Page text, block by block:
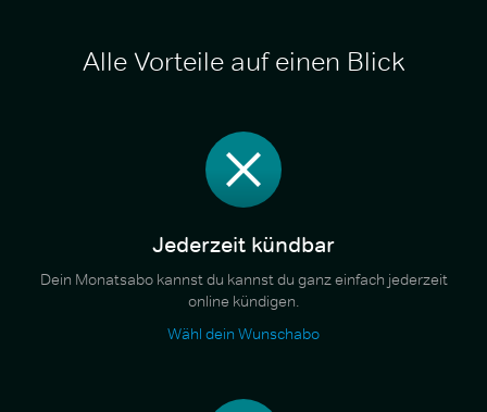
Alle Vorteile auf einen Blick
Jederzeit kündbar
Dein Monatsabo kannst du kannst du ganz einfach jederzeit
online kündigen.
Wähl dein Wunschabo